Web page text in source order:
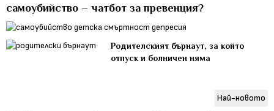
самоубийство – чатбот за превенция?
Родителският бърнаут, за който
отпуск и болничен няма
Най-новото